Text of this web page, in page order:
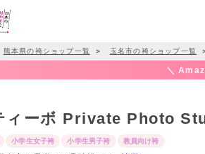
熊本県の袴ショップ一覧 ＞ 玉名市の袴ショップ一覧
＼
ィーボ Private Photo
小学生女子袴 小学生男子袴 教員向け袴